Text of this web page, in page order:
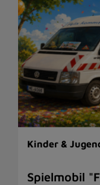
Kinder &
Spielmobil